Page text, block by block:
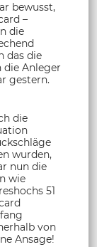
bewusst,
–
die
das die
die Anleger
gestern.
die
wurden,
nun die
wie
51
von
Ansage!